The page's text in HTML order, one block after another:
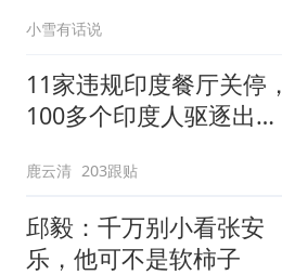
懂了吗
小雪有话说
11家违规印度餐厅关停，
100多个印度人驱逐出
鹿云清 203跟贴
邱毅：千万别小看张安
乐，他可不是软柿子